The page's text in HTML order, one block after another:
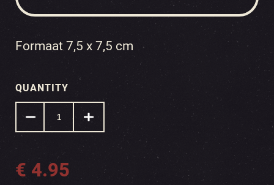
Formaat 7,5 x 7,5 cm
QUANTITY
€ 4.95